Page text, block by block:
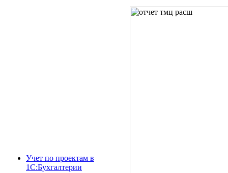
Учет по проектам в
1С:Бухгалтерии